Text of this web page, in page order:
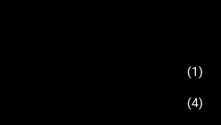
(1)
(4)